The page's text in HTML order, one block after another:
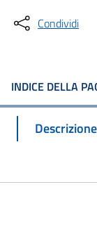
Condividi
INDICE DELLA
Descrizione